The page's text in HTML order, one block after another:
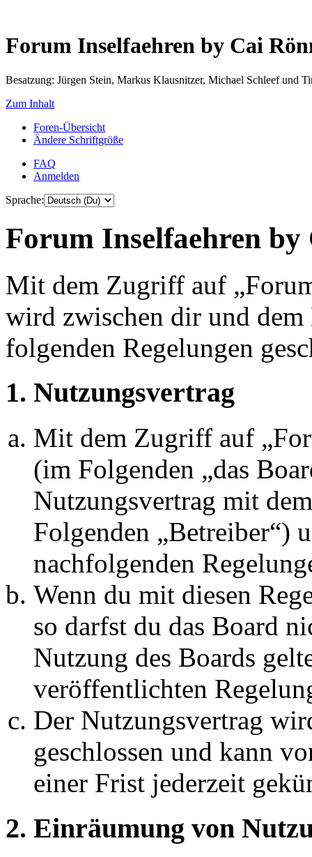
Forum Inselfaehren by Cai
Besatzung: Jürgen Stein, Markus Klausnitzer, Michael Schleef und
Zum Inhalt
Foren-Übersicht
Ändere Schriftgröße
FAQ
Anmelden
Sprache:
Forum Inselfaehren
Mit dem Zugriff auf
wird zwischen dir und
folgenden Regelungen
1. Nutzungsvertrag
Mit dem Zugriff auf
(im Folgenden „das
Nutzungsvertrag mit
Folgenden „Betreiber“)
nachfolgenden
Wenn du mit diesen
so darfst du das Board
Nutzung des Boards
veröffentlichten
Der Nutzungsvertrag
geschlossen und kann
einer Frist jederzeit
2. Einräumung von